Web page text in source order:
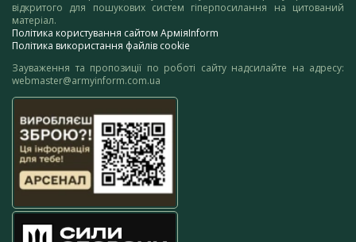
відкритого для пошукових систем гіперпосилання на цитований
матеріал.
Політика користування сайтом АрміяInform
Політика використання файлів cookie
Зауваження та пропозиції по роботі сайту надсилайте на адресу:
webmaster@armyinform.com.ua